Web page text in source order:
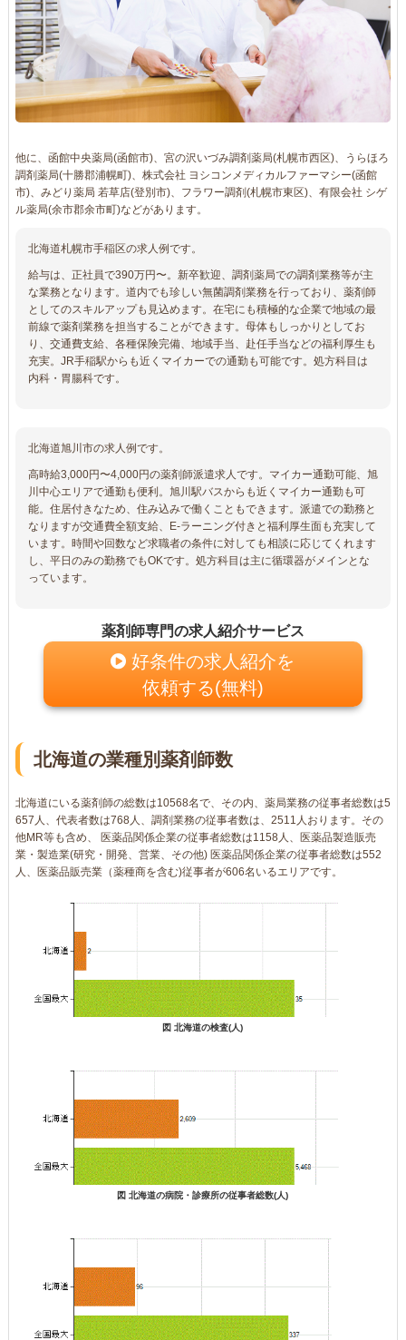
他に、函館中央薬局(函館市)、宮の沢いづみ調剤薬局(札幌市西区)、うらほろ
調剤薬局(十勝郡浦幌町)、株式会社 ヨシコンメディカルファーマシー(函館
市)、みどり薬局 若草店(登別市)、フラワー調剤(札幌市東区)、有限会社 シゲ
ル薬局(余市郡余市町)などがあります。
北海道札幌市手稲区の求人例です。
給与は、正社員で390万円〜。新卒歓迎、調剤薬局での調剤業務等が主
な業務となります。道内でも珍しい無菌調剤業務を行っており、薬剤師
としてのスキルアップも見込めます。在宅にも積極的な企業で地域の最
前線で薬剤業務を担当することができます。母体もしっかりとしてお
り、交通費支給、各種保険完備、地域手当、赴任手当などの福利厚生も
充実。JR手稲駅からも近くマイカーでの通勤も可能です。処方科目は
内科・胃腸科です。
北海道旭川市の求人例です。
高時給3,000円〜4,000円の薬剤師派遣求人です。マイカー通勤可能、旭
川中心エリアで通勤も便利。旭川駅バスからも近くマイカー通勤も可
能。住居付きなため、住み込みで働くこともできます。派遣での勤務と
なりますが交通費全額支給、E-ラーニング付きと福利厚生面も充実して
います。時間や回数など求職者の条件に対しても相談に応じてくれます
し、平日のみの勤務でもOKです。処方科目は主に循環器がメインとな
っています。
薬剤師専門の求人紹介サービス
好条件の求人紹介を
依頼する(無料)
北海道の業種別薬剤師数
北海道にいる薬剤師の総数は10568名で、その内、薬局業務の従事者総数は5
657人、代表者数は768人、調剤業務の従事者数は、2511人おります。その
他MR等も含め、 医薬品関係企業の従事者総数は1158人、医薬品製造販売
業・製造業(研究・開発、営業、その他) 医薬品関係企業の従事者総数は552
人、医薬品販売業（薬種商を含む)従事者が606名いるエリアです。
図 北海道の検査(人)
図 北海道の病院・診療所の従事者総数(人)